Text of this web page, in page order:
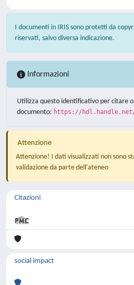
I documenti in IRIS sono protetti da
riservati, salvo diversa indicazione.
Informazioni
Utilizza questo identificativo per citare
documento: https://hdl.handle.net/
Attenzione
Attenzione! I dati visualizzati non sono
validazione da parte dell'ateneo
Citazioni
social impact